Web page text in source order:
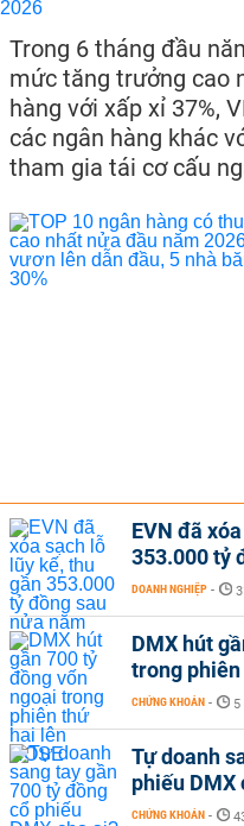
Trong 6 tháng đầu
mức tăng trưởng cao
hàng với xấp xỉ 37%,
các ngân hàng khác
tham gia tái cơ cấu
EVN đã
353.000 tỷ
DOANH NGHIỆP -
DMX hút
trong phiên
CHỨNG KHOÁN -
Tự doanh
phiếu DMX
CHỨNG KHOÁN -